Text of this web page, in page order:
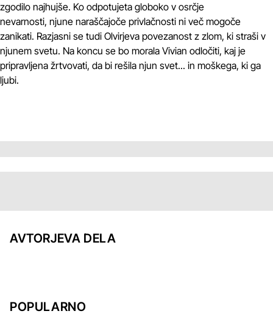
zgodilo najhujše. Ko odpotujeta globoko v osrčje
nevarnosti, njune naraščajoče privlačnosti ni več mogoče
zanikati. Razjasni se tudi Olvirjeva povezanost z zlom, ki straši v
njunem svetu. Na koncu se bo morala Vivian odločiti, kaj je
pripravljena žrtvovati, da bi rešila njun svet... in moškega, ki ga
ljubi.
AVTORJEVA DELA
POPULARNO